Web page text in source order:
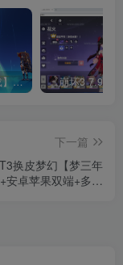
[一键安装] 【转载】原神3.4真端服务端+源码+配套客户端+详尽说明+GM工具+源码说明文件
下一篇
换皮梦幻【梦三年
安卓苹果双端+多功